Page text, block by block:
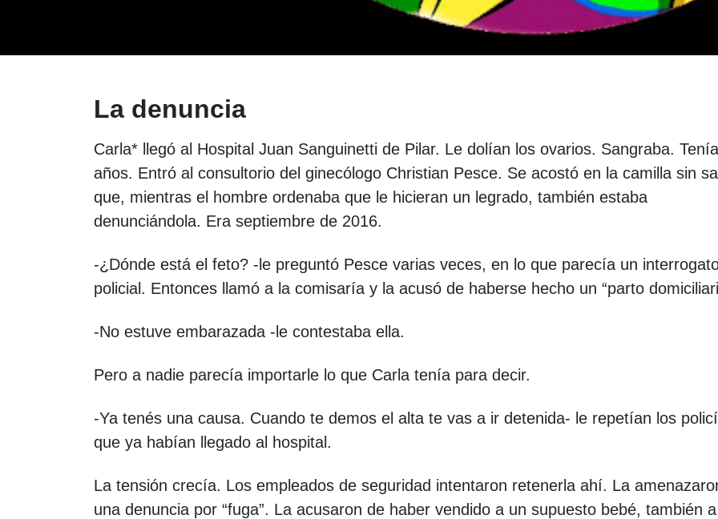
La denuncia
Carla* llegó al Hospital Juan Sanguinetti de Pilar. Le dolían los ovarios. Sangraba.
años. Entró al consultorio del ginecólogo Christian Pesce. Se acostó en la camilla sin
que, mientras el hombre ordenaba que le hicieran un legrado, también estaba
denunciándola. Era septiembre de 2016.
-¿Dónde está el feto? -le preguntó Pesce varias veces, en lo que parecía un
policial. Entonces llamó a la comisaría y la acusó de haberse hecho un “parto
-No estuve embarazada -le contestaba ella.
Pero a nadie parecía importarle lo que Carla tenía para decir.
-Ya tenés una causa. Cuando te demos el alta te vas a ir detenida- le repetían los
que ya habían llegado al hospital.
La tensión crecía. Los empleados de seguridad intentaron retenerla ahí. La
una denuncia por “fuga”. La acusaron de haber vendido a un supuesto bebé, también